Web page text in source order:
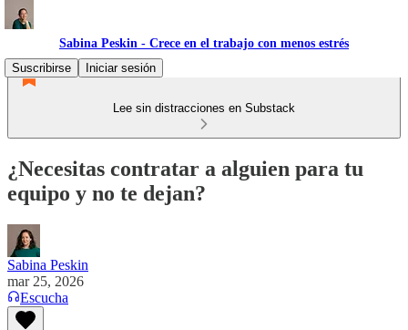
Sabina Peskin - Crece en el trabajo con menos estrés
Suscribirse
Iniciar sesión
Lee sin distracciones en Substack
¿Necesitas contratar a alguien para tu
equipo y no te dejan?
Sabina Peskin
mar 25, 2026
Escucha